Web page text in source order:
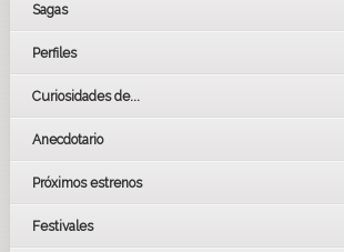
Sagas
Perfiles
Curiosidades de...
Anecdotario
Próximos estrenos
Festivales